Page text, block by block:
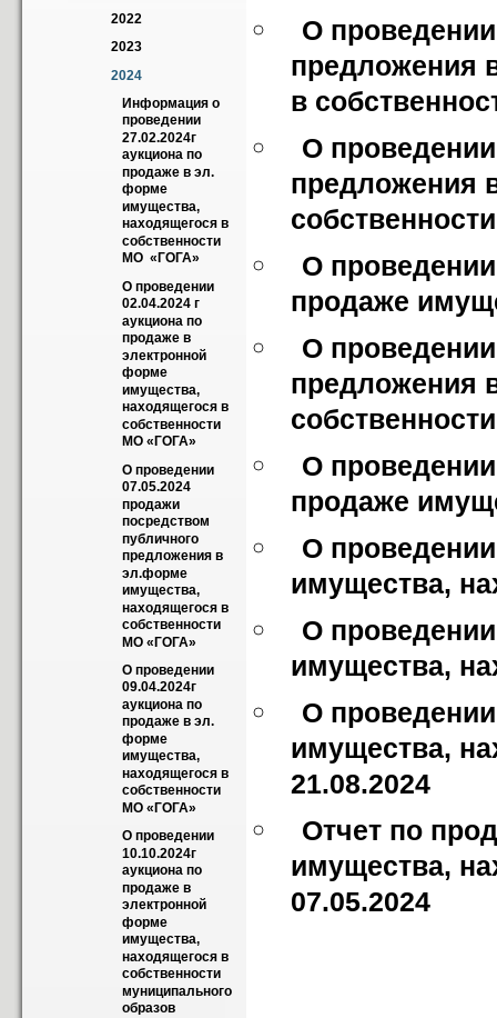
2022
2023
2024
Информация о
проведении
27.02.2024г
аукциона по
продаже в эл.
форме
имущества,
находящегося в
собственности
МО  «ГОГА»
О проведении
02.04.2024 г
аукциона по
продаже в
электронной
форме
имущества,
находящегося в
собственности
МО «ГОГА»
О проведении
07.05.2024
продажи
посредством
публичного
предложения в
эл.форме
имущества,
находящегося в
собственности
МО «ГОГА»
О проведении
09.04.2024г
аукциона по
продаже в эл.
форме
имущества,
находящегося в
собственности
МО «ГОГА»
О проведении
10.10.2024г
аукциона по
продаже в
электронной
форме
имущества,
находящегося в
собственности
муниципального
образов
О
предложения
в
О
предложения
О
продаже
О
предложения
О
продаже
О
имущества,
О
имущества,
О
имущества,
21.08.2024
Отчет по
имущества,
07.05.2024